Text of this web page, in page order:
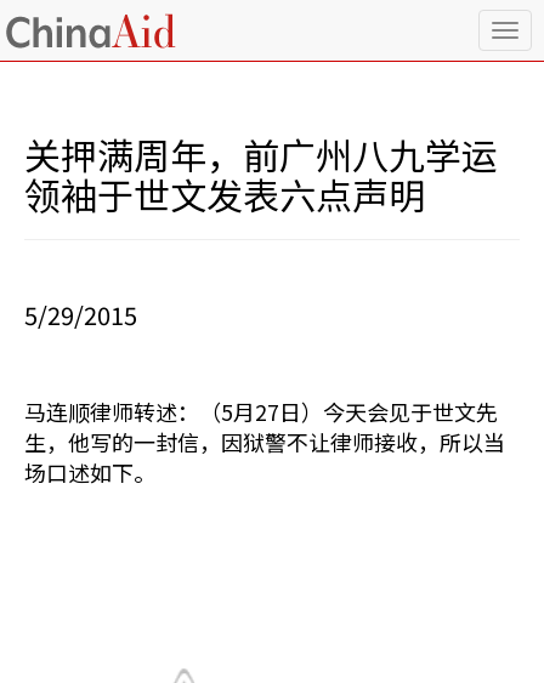
T
o
关押满周年，前广州八九学运
领袖于世文发表六点声明
5/29/2015
马连顺律师转述：（5月27日）今天会见于世文先
生，他写的一封信，因狱警不让律师接收，所以当
场口述如下。